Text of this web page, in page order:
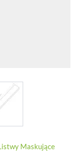
View larger image
Maskujące